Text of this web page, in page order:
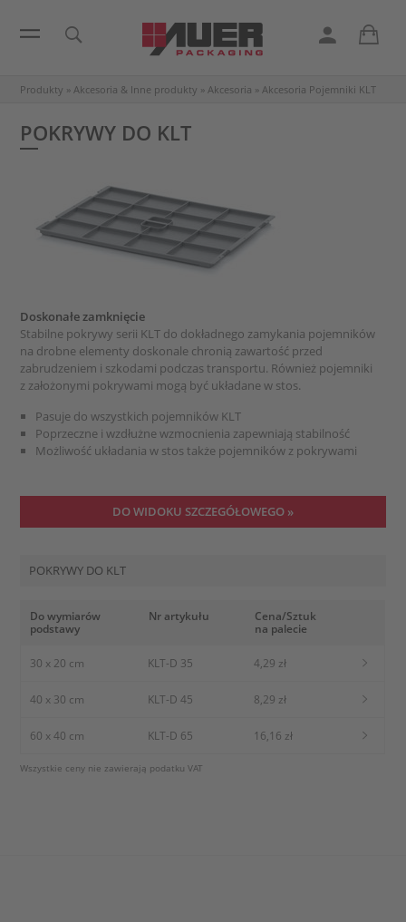
Produkty » Akcesoria & Inne produkty » Akcesoria » Akcesoria Pojemniki KLT
POKRYWY DO KLT
Doskonałe zamknięcie
Stabilne pokrywy serii KLT do dokładnego zamykania pojemników
na drobne elementy doskonale chronią zawartość przed
zabrudzeniem i szkodami podczas transportu. Również pojemniki
z założonymi pokrywami mogą być układane w stos.
Pasuje do wszystkich pojemników KLT
Poprzeczne i wzdłużne wzmocnienia zapewniają stabilność
Możliwość układania w stos także pojemników z pokrywami
DO WIDOKU SZCZEGÓŁOWEGO »
POKRYWY DO KLT
Do wymiarów
podstawy
Nr artykułu
Cena/Sztuk
na palecie
30 x 20 cm KLT-D 35 4,29 zł
40 x 30 cm KLT-D 45 8,29 zł
60 x 40 cm KLT-D 65 16,16 zł
Wszystkie ceny nie zawierają podatku VAT